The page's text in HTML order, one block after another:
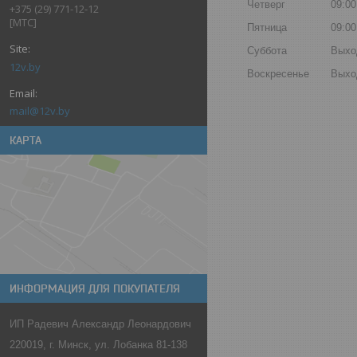
+375 (29) 771-12-12
[МТС]
12v.by
mail@12v.by
КАРТА
ИНФОРМАЦИЯ ДЛЯ ПОКУПАТЕЛЯ
ИП Радевич Александр Леонардович
220019, г. Минск, ул. Лобанка 81-138
Четверг
09:00
Пятница
09:00
Суббота
Воскресенье